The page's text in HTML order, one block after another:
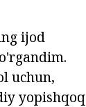
ijod
uchun,
yopishqoq